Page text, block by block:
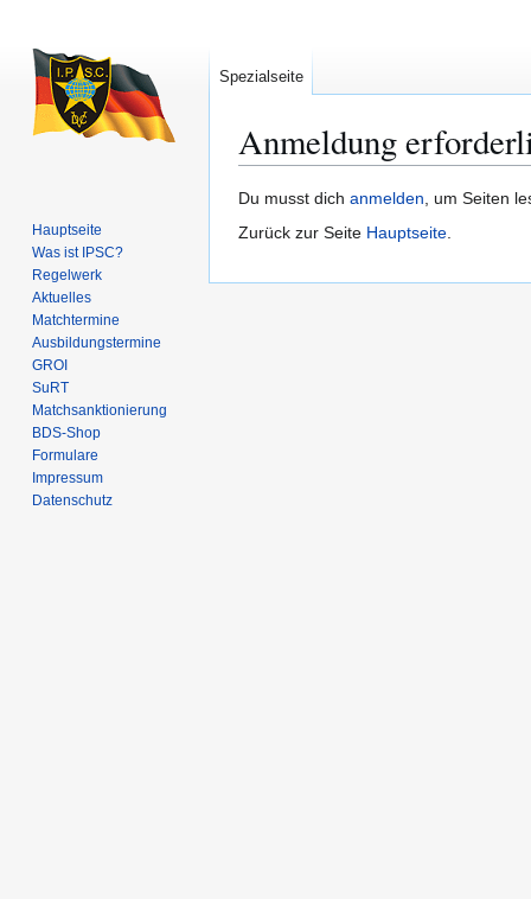
Anmeldung
Zur
Navigation
Zur
Suche
Du musst dich anmelden, um Seiten
Zurück zur Seite Hauptseite.
Spezialseite
Hauptseite
Was ist IPSC?
Regelwerk
Aktuelles
Matchtermine
Ausbildungs­termine
GROI
SuRT
Match­sanktionierung
BDS-Shop
Formulare
Impressum
Datenschutz